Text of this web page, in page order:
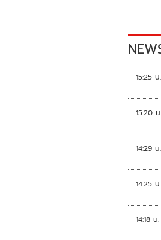
15:25 น.
15:20 น.
14:29 น.
14:25 น.
14:18 น.